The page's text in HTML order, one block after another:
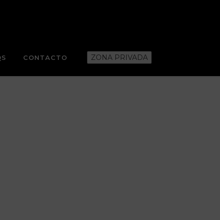
CONTACTO ZONA PRIVADA